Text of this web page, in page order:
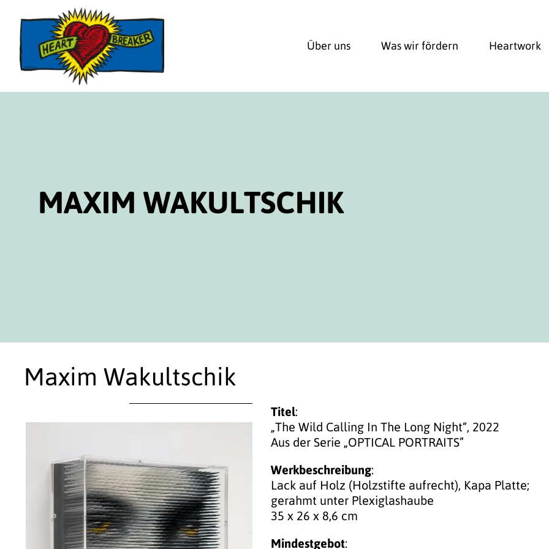
Inhalt
Über uns
Was wir fördern Heartwork
MAXIM WAKULTSCHIK
Maxim Wakultschik
Titel:
„The Wild Calling In The Long Night“, 2022
Aus der Serie „OPTICAL PORTRAITS”
Werkbeschreibung:
Lack auf Holz (Holzstifte aufrecht), Kapa Platte;
gerahmt unter Plexiglashaube
35 x 26 x 8,6 cm
Mindestgebot: